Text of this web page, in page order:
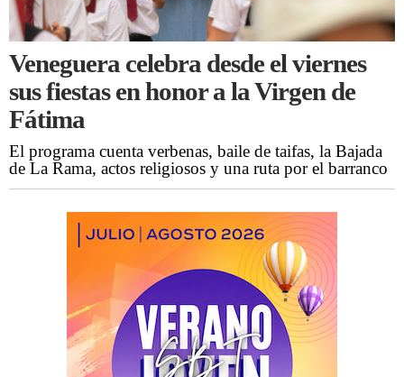
Veneguera celebra desde el viernes
sus fiestas en honor a la Virgen de
Fátima
El programa cuenta verbenas, baile de taifas, la Bajada
de La Rama, actos religiosos y una ruta por el barranco